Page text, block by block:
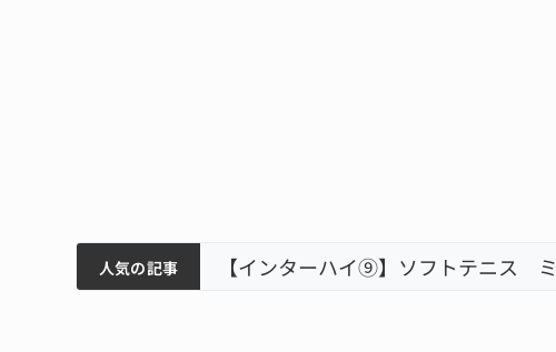
人気の記事
ィアで清掃 伊賀
3回目の派遣
う 近大高専 リレーで東海中学総体へ 伊賀・名張